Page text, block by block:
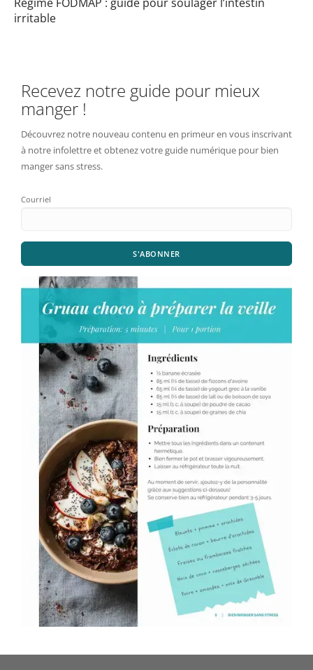
Régime FODMAP : guide pour soulager l’intestin
irritable
Recevez notre guide pour mieux
manger !
Découvrez notre nouveau contenu en primeur en vous inscrivant
à notre infolettre et obtenez votre guide numérique pour bien
manger sans stress.
Courriel
S'ABONNER